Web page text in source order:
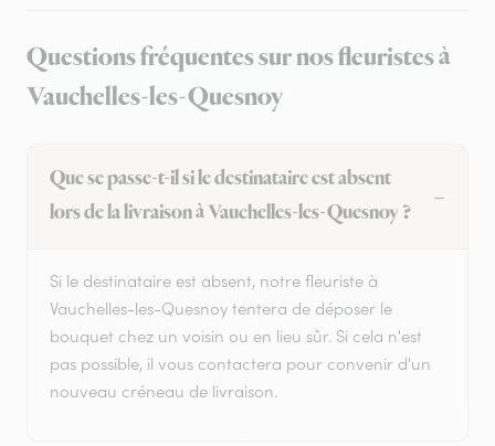
Questions fréquentes sur nos fleuristes à
Vauchelles-les-Quesnoy
Que se passe-t-il si le destinataire est absent
lors de la livraison à Vauchelles-les-Quesnoy ?
Si le destinataire est absent, notre fleuriste à
Vauchelles-les-Quesnoy tentera de déposer le
bouquet chez un voisin ou en lieu sûr. Si cela n'est
pas possible, il vous contactera pour convenir d'un
nouveau créneau de livraison.